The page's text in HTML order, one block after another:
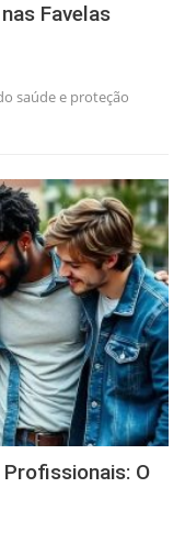
Favelas
saúde e proteção
O